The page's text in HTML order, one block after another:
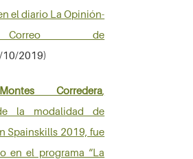
el diario La Opinión-
de
10/2019)
Corredera,
la modalidad de
Spainskills 2019, fue
en el programa “La